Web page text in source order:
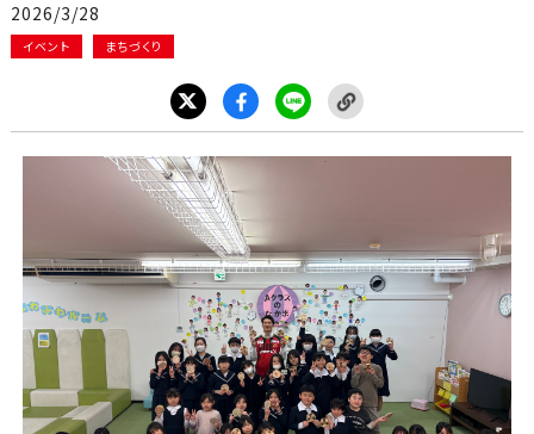
イベント
グッズ
チケット
アカデミー・スクール
農業部
まちづくり
2026/3/28
イベント まちづくり